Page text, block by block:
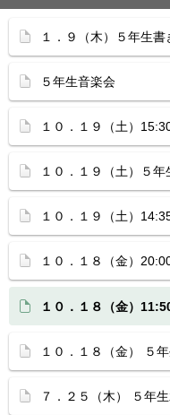
１．９（木）５年生書
５年生音楽会
１０．１９（土）
１０．１９（土）５
１０．１９（土）
１０．１８（金）
１０．１８（金）
１０．１８（金） ５
７．２５（木） ５年